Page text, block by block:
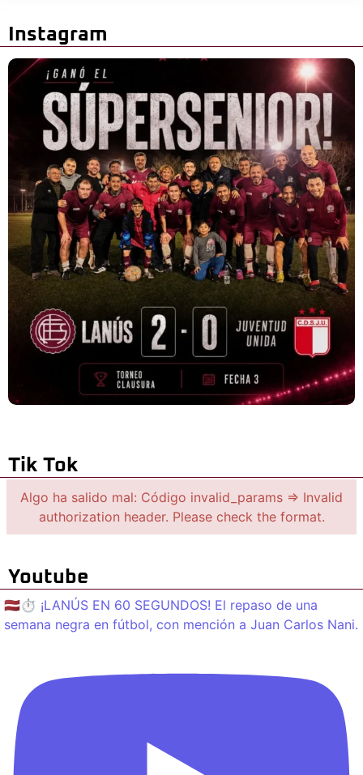
Instagram
Tik Tok
Algo ha salido mal: Código invalid_params => Invalid
authorization header. Please check the format.
Youtube
🇱🇻⏱️ ¡LANÚS EN 60 SEGUNDOS! El repaso de una
semana negra en fútbol, con mención a Juan Carlos Nani.